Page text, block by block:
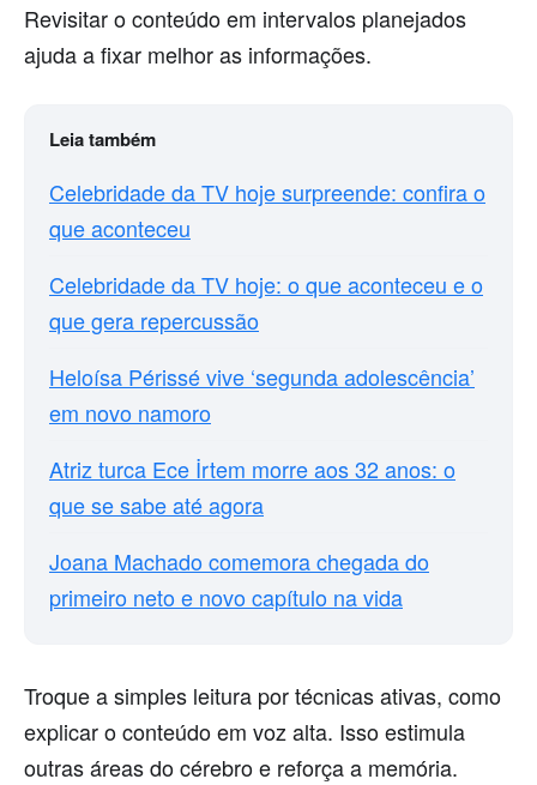
Revisitar o conteúdo em intervalos planejados
ajuda a fixar melhor as informações.
Leia também
Celebridade da TV hoje surpreende: confira o
que aconteceu
Celebridade da TV hoje: o que aconteceu e o
que gera repercussão
Heloísa Périssé vive ‘segunda adolescência’
em novo namoro
Atriz turca Ece İrtem morre aos 32 anos: o
que se sabe até agora
Joana Machado comemora chegada do
primeiro neto e novo capítulo na vida
Troque a simples leitura por técnicas ativas, como
explicar o conteúdo em voz alta. Isso estimula
outras áreas do cérebro e reforça a memória.